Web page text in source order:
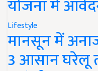
योजना में
Lifestyle
मानसून में
3 आसान घरेलू